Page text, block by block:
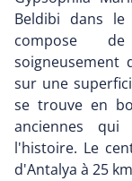
Beldibi dans
compose
soigneusement
sur une
se trouve en
anciennes
l'histoire. Le
d'Antalya à 25